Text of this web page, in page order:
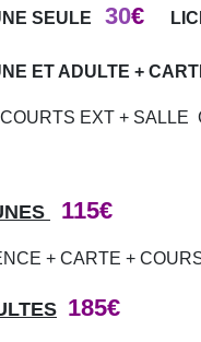
SEULE 30€
ET ADULTE +
EXT + SALLE
115€
+ CARTE +
185€